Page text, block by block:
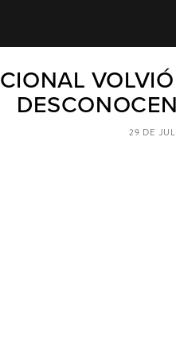
29 DE